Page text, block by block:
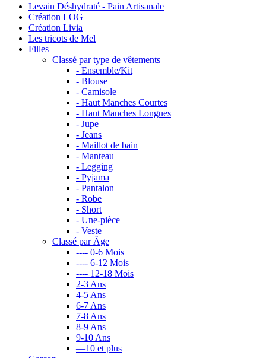
Levain Déshydraté - Pain Artisanale
Création LOG
Création Livia
Les tricots de Mel
Filles
Classé par type de vêtements
- Ensemble/Kit
- Blouse
- Camisole
- Haut Manches Courtes
- Haut Manches Longues
- Jupe
- Jeans
- Maillot de bain
- Manteau
- Legging
- Pyjama
- Pantalon
- Robe
- Short
- Une-pièce
- Veste
Classé par Âge
---- 0-6 Mois
---- 6-12 Mois
---- 12-18 Mois
2-3 Ans
4-5 Ans
6-7 Ans
7-8 Ans
8-9 Ans
9-10 Ans
—10 et plus